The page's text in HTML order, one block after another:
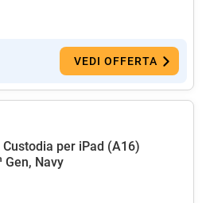
VEDI OFFERTA
Custodia per iPad (A16)
Gen, Navy